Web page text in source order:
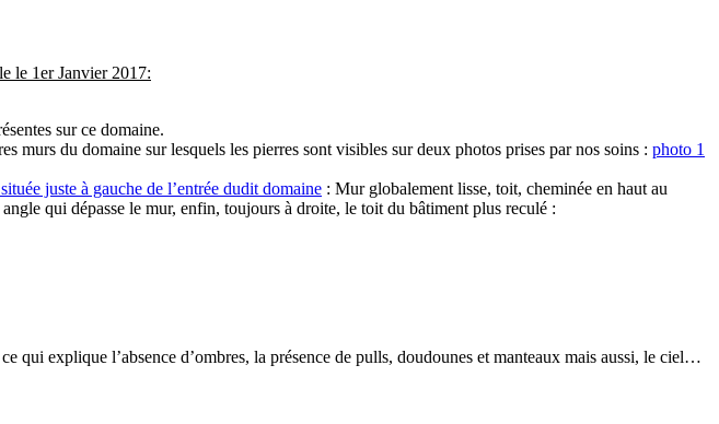
le 1er Janvier 2017:
sur ce domaine.
murs du domaine sur lesquels les pierres sont visibles sur deux photos prises par nos soins : photo 1
juste à gauche de l’entrée dudit domaine : Mur globalement lisse, toit, cheminée en haut au
qui dépasse le mur, enfin, toujours à droite, le toit du bâtiment plus reculé :
qui explique l’absence d’ombres, la présence de pulls, doudounes et manteaux mais aussi, le ciel…